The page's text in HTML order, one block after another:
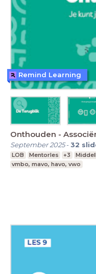
Onthouden -
September 2025-32
LOB Mentorles +3
vmbo, mavo, havo, vwo
Remind Learning